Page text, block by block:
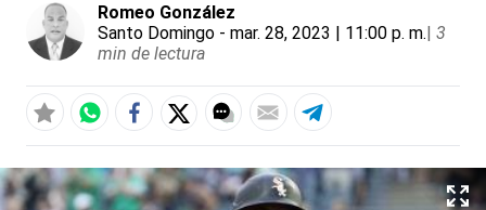
Romeo González
Santo Domingo - mar. 28, 2023 | 11:00 p. m.| 3
min de lectura